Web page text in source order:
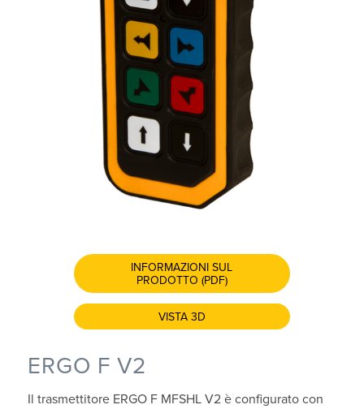
INFORMAZIONI SUL
PRODOTTO (PDF)
VISTA 3D
ERGO F V2
Il trasmettitore ERGO F MFSHL V2 è configurato con